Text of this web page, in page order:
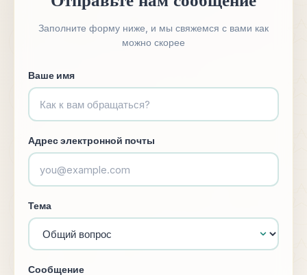
Заполните форму ниже, и мы свяжемся с вами как
можно скорее
Ваше имя
Адрес электронной почты
Тема
Сообщение